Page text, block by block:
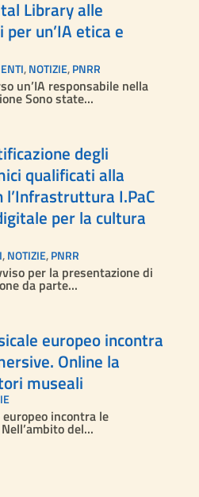
Library alle
un’IA etica e
,NOTIZIE,PNRR
un’IA responsabile nella
Sono state...
degli
qualificati alla
l’Infrastruttura I.PaC
per la cultura
,NOTIZIE,PNRR
per la presentazione di
da parte...
europeo incontra
Online la
museali
incontra le
del...